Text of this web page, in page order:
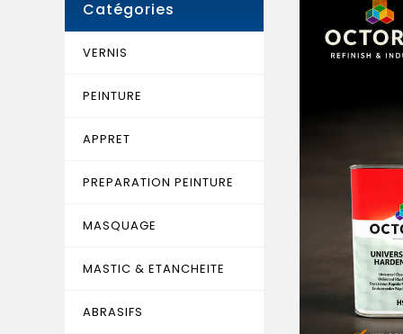
Catégories
VERNIS
PEINTURE
APPRET
PREPARATION PEINTURE
MASQUAGE
MASTIC & ETANCHEITE
ABRASIFS